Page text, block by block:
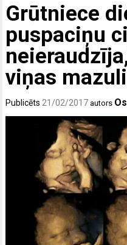
Grūtniece
puspaciņu
viņas
Publicēts 21/02/2017 autors